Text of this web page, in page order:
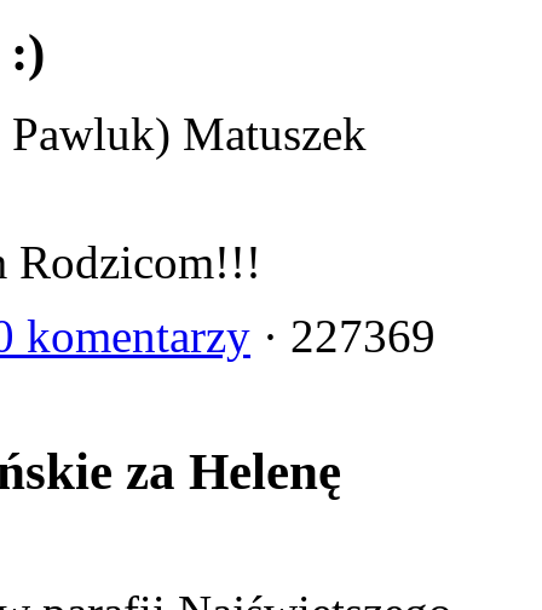
:)
Matuszek
Rodzicom!!!
komentarzy · 227369
za Helenę